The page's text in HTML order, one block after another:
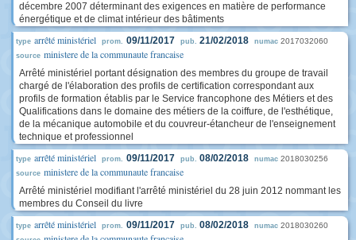
décembre 2007 déterminant des exigences en matière de performance
énergétique et de climat intérieur des bâtiments
type arrêté ministériel prom. 09/11/2017 pub. 21/02/2018 numac 2017032060
source ministere de la communaute francaise
Arrêté ministériel portant désignation des membres du groupe de travail
chargé de l'élaboration des profils de certification correspondant aux
profils de formation établis par le Service francophone des Métiers et des
Qualifications dans le domaine des métiers de la coiffure, de l'esthétique,
de la mécanique automobile et du couvreur-étancheur de l'enseignement
technique et professionnel
type arrêté ministériel prom. 09/11/2017 pub. 08/02/2018 numac 2018030256
source ministere de la communaute francaise
Arrêté ministériel modifiant l'arrêté ministériel du 28 juin 2012 nommant les
membres du Conseil du livre
type arrêté ministériel prom. 09/11/2017 pub. 08/02/2018 numac 2018030260